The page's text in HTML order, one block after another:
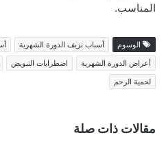
المناسب.
الوسوم أسباب نزيف الدورة الشهرية
أعراض الدورة الشهرية
اضطرابات التبويض
لحمية الرحم
مقالات ذات صلة